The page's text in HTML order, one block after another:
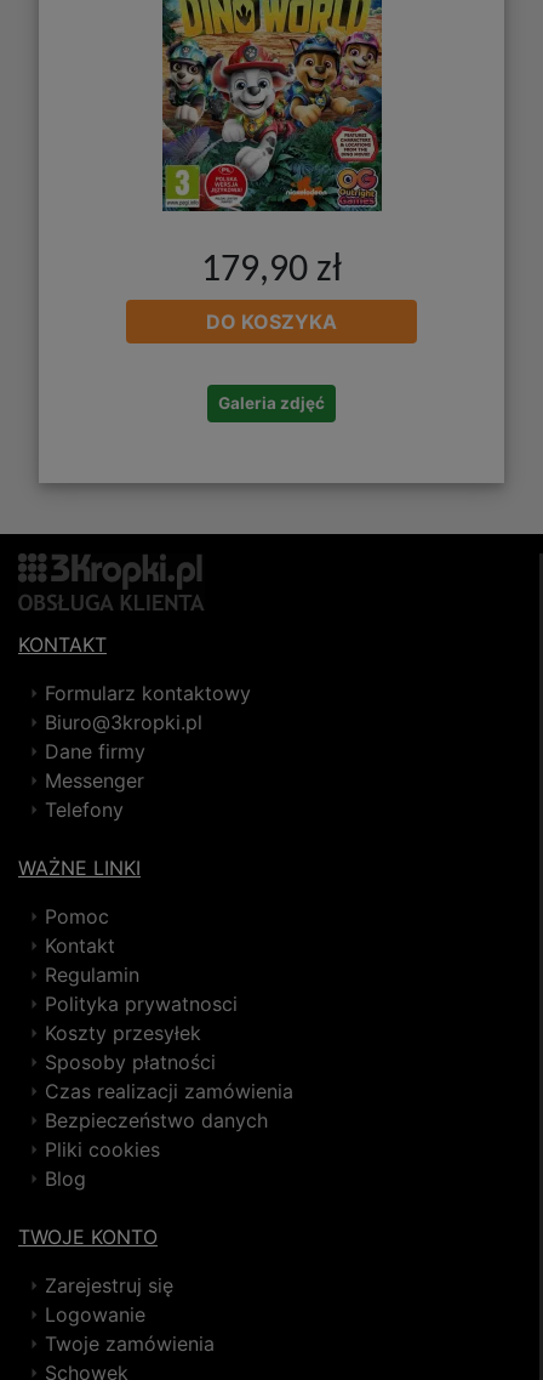
179,90 zł
DO KOSZYKA
Galeria zdjęć
KONTAKT
Formularz kontaktowy
Biuro@3kropki.pl
Dane firmy
Messenger
Telefony
WAŻNE LINKI
Pomoc
Kontakt
Regulamin
Polityka prywatnosci
Koszty przesyłek
Sposoby płatności
Czas realizacji zamówienia
Bezpieczeństwo danych
Pliki cookies
Blog
TWOJE KONTO
Zarejestruj się
Logowanie
Twoje zamówienia
Schowek